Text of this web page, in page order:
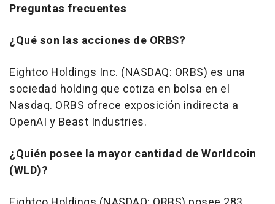
Preguntas frecuentes
¿Qué son las acciones de ORBS?
Eightco Holdings Inc. (NASDAQ: ORBS) es una
sociedad holding que cotiza en bolsa en el
Nasdaq. ORBS ofrece exposición indirecta a
OpenAI y Beast Industries.
¿Quién posee la mayor cantidad de Worldcoin
(WLD)?